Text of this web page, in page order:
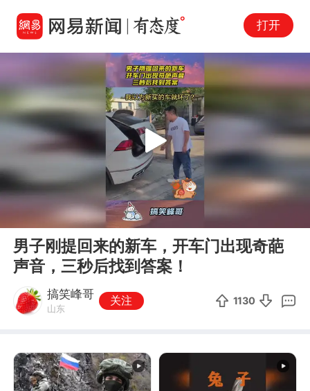
打开
Play
男子刚提回来的新车，开车门出现奇葩
声音，三秒后找到答案！
搞笑峰哥
山东
关注 1130